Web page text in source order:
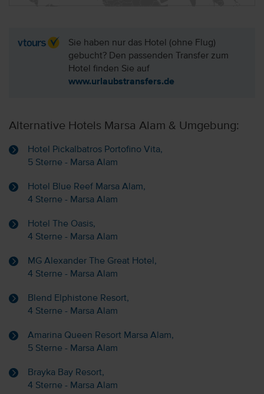
Sie haben nur das Hotel (ohne Flug)
gebucht? Den passenden Transfer zum
Hotel finden Sie auf
www.urlaubstransfers.de
Alternative Hotels Marsa Alam & Umgebung:
Hotel Pickalbatros Portofino Vita,
5 Sterne - Marsa Alam
Hotel Blue Reef Marsa Alam,
4 Sterne - Marsa Alam
Hotel The Oasis,
4 Sterne - Marsa Alam
MG Alexander The Great Hotel,
4 Sterne - Marsa Alam
Blend Elphistone Resort,
4 Sterne - Marsa Alam
Amarina Queen Resort Marsa Alam,
5 Sterne - Marsa Alam
Brayka Bay Resort,
4 Sterne - Marsa Alam